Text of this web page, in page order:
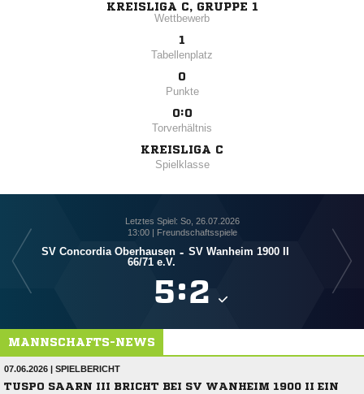
KREISLIGA C, GRUPPE 1
Wettbewerb
1
Tabellenplatz
0
Punkte
0:0
Torverhältnis
KREISLIGA C
Spielklasse
Letztes Spiel: So, 26.07.2026
13:00 | Freundschaftsspiele
SV Concordia Oberhausen
66/​71 e.V.
- SV Wanheim 1900 II
:
MANNSCHAFTS-NEWS
07.06.2026 | SPIELBERICHT
TUSPO SAARN III BRICHT BEI SV WANHEIM 1900 II EIN